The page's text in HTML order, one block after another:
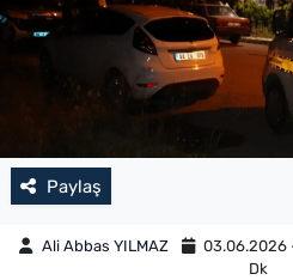
Paylaş
Ali Abbas YILMAZ 03.06.2026
Dk